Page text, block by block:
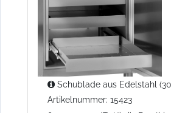
Schublade aus Edelstahl
Artikelnummer: 15423